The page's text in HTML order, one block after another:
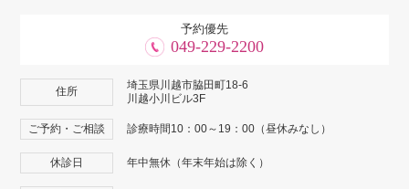
予約優先
049-229-2200
住所
埼玉県川越市脇田町18-6
川越小川ビル3F
ご予約・ご相談 診療時間10：00～19：00（昼休みなし）
休診日 年中無休（年末年始は除く）